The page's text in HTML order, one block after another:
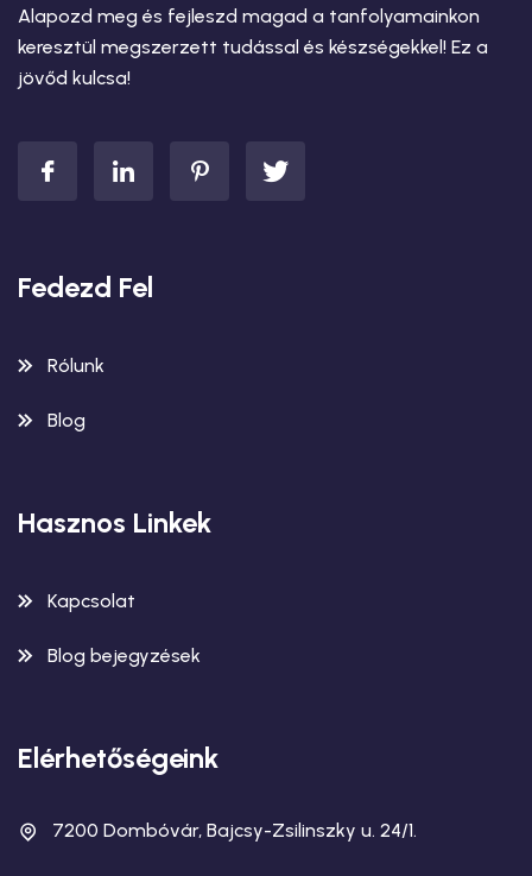
Alapozd meg és fejleszd magad a tanfolyamainkon
keresztül megszerzett tudással és készségekkel! Ez a
jövőd kulcsa!
Fedezd Fel
Rólunk
Blog
Hasznos Linkek
Kapcsolat
Blog bejegyzések
Elérhetőségeink
7200 Dombóvár, Bajcsy-Zsilinszky u. 24/1.